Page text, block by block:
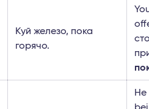
Куй железо, пока
горячо.